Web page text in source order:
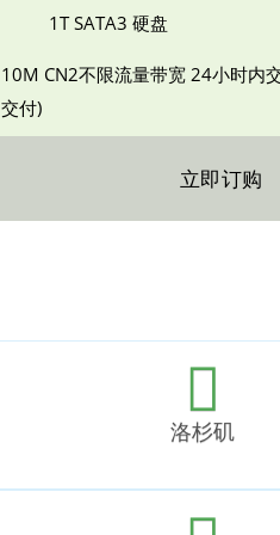
1T SATA3 硬盘
10M CN2不限流量带宽 24小时内
交付)
立即订购
洛杉矶